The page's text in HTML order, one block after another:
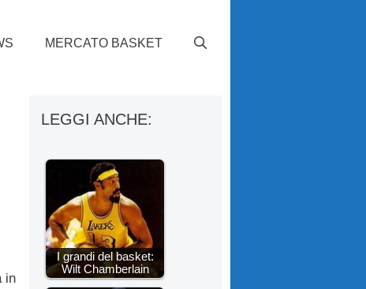
MERCATO BASKET
in
LEGGI ANCHE:
I grandi del basket:
Wilt Chamberlain